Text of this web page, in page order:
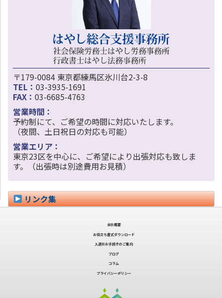
〒179-0084 東京都練馬区氷川台2-3-8
TEL： 03-3935-1691
FAX： 03-6685-4763
営業時間：
予約制にて、ご希望の時間に対応いたします。
（夜間、土日祝日の対応も可能）
営業エリア：
東京23区を中心に、ご希望により出張対応も致しま
す。（出張時は別途費用お見積）
リンク集
会社概要
お役立ち書式ダウンロード
入退社お手続きのご案内
ブログ
コラム
プライバシーポリシー